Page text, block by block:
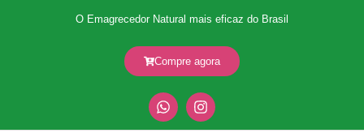
O Emagrecedor Natural mais eficaz do Brasil
Compre agora